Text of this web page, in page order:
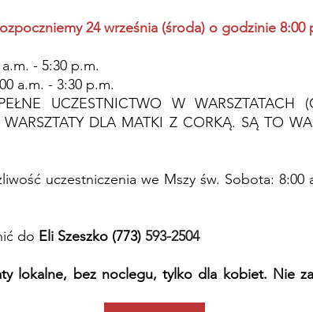
24 września (środa) o godzinie 8:00
- 5:30 p.m.
a.m. - 3:30 p.m.
UCZESTNICTWO W WARSZTATACH
DLA MATKI Z CORKĄ. SĄ TO
uczestniczenia we Mszy św. Sobota: 8:00
do Eli Szeszko (773) 593-2504
lokalne, bez noclegu, tylko dla kobiet. Nie